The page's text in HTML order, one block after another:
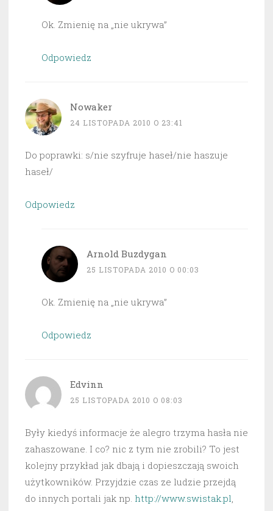
Ok. Zmienię na „nie ukrywa”
Odpowiedz
Nowaker
24 LISTOPADA 2010 O 23:41
Do poprawki: s/nie szyfruje haseł/nie haszuje
haseł/
Odpowiedz
Arnold Buzdygan
25 LISTOPADA 2010 O 00:03
Ok. Zmienię na „nie ukrywa”
Odpowiedz
Edvinn
25 LISTOPADA 2010 O 08:03
Były kiedyś informacje że alegro trzyma hasła nie
zahaszowane. I co? nic z tym nie zrobili? To jest
kolejny przykład jak dbają i dopieszczają swoich
użytkowników. Przyjdzie czas ze ludzie przejdą
do innych portali jak np. http://www.swistak.pl,